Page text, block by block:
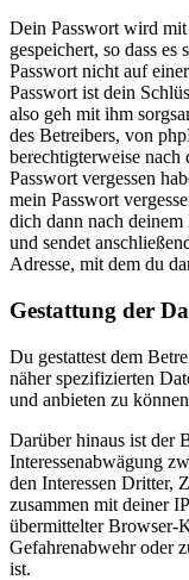
Dein Passwort wird
gespeichert, so dass
Passwort nicht auf
Passwort ist dein
also geh mit ihm
des Betreibers, von
berechtigterweise nach
Passwort vergessen
mein Passwort
dich dann nach
und sendet
Adresse, mit dem du
Gestattung der
Du gestattest dem
näher spezifizierten
und anbieten zu
Darüber hinaus ist der
Interessenabwägung
den Interessen Dritter,
zusammen mit deiner
übermittelter Browser-
Gefahrenabwehr oder
ist.